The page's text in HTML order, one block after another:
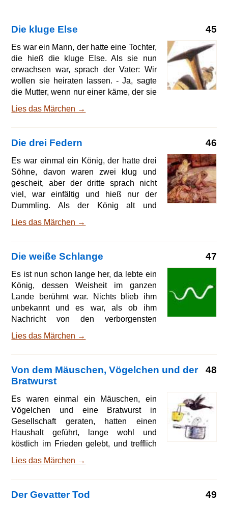
könnten nicht durchkommen und wären
doch viel klüger. Sie zogen alle drei
miteinander fort und kamen an einen
Ameisenhaufen. Die zwei ältesten
wollten ihn aufwühlen und sehen, wie
die kleinen Ameisen in der Angst
aber de
45
Die kluge Else
Es war ein Mann, der hatte eine Tochter,
die hieß die kluge Else. Als sie nun
erwachsen war, sprach der Vater: Wir
wollen sie heiraten lassen. - Ja, sagte
die Mutter, wenn nur einer käme, der sie
einer, der hieß Hans und hielt um sie
wäre. O, sprach der Vater, die hat Zwirn
im Kopf, und die Mutter sagte: Ach, die
sieht den Wind auf der Gasse laufen
und hört die Fliegen husten. - Ja, sprach
der Hans, wenn sie nicht recht gescheit
ist, so nehme ich sie nicht. Als sie nun
Lies das Märchen →
46
Die drei Federn
Es war einmal ein König, der hatte drei
Söhne, davon waren zwei klug und
gescheit, aber der dritte sprach nicht
viel, war einfältig und hieß nur der
Dummling. Als der König alt und
dachte, wußte er nicht, welcher von
Zieht aus, und wer mir den feinsten
Teppich bringt, der soll nach meinem
Tod König sein. Und damit es keinen
Streit unter ihnen gab, führte er sie vor
sein Schloß, blies drei Federn in die
Luft und sprach: Wie die fliegen, so sollt
Osten, die and
Lies das Märchen →
47
Die weiße Schlange
Es ist nun schon lange her, da lebte ein
König, dessen Weisheit im ganzen
Lande berühmt war. Nichts blieb ihm
unbekannt und es war, als ob ihm
Nachricht von den verborgensten
würde. Er hatte aber eine seltsame
zugegen war, mußte ein vertrauter
Diener noch eine Schüssel bringen. Sie
war aber zugedeckt, und der Diener
wußte selbst nicht, was darinlag, und
kein Mensch wüßte es, denn der König
deckte sie nicht eher auf und aß nicht
davon, bis er ganz allein war. Das hatte
Lies das Märchen →
48
Von dem Mäuschen, Vögelchen und der
Bratwurst
Es waren einmal ein Mäuschen, ein
Vögelchen und eine Bratwurst in
Gesellschaft geraten, hatten einen
Haushalt geführt, lange wohl und
köstlich im Frieden gelebt, und trefflich
Vögelchens Arbeit war, daß es täglich
Feuer anmachen und den Tisch decken,
Lies das Märchen →
49
Der Gevatter Tod